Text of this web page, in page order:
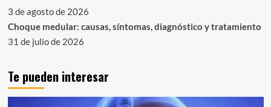
3 de agosto de 2026
Choque medular: causas, síntomas, diagnóstico y tratamiento
31 de julio de 2026
Te pueden interesar